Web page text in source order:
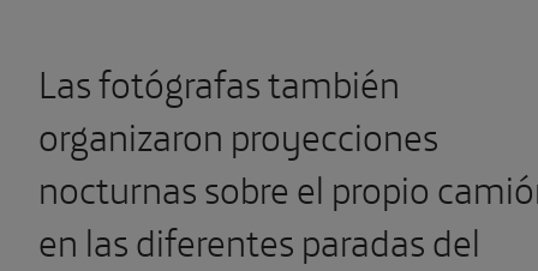
Las fotógrafas también
organizaron proyecciones
nocturnas sobre el propio
en las diferentes paradas del